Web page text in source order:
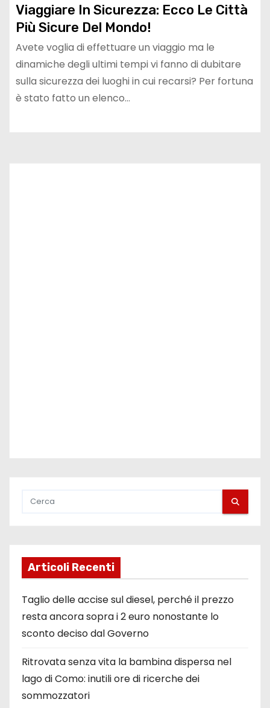
Viaggiare In Sicurezza: Ecco Le Città
Più Sicure Del Mondo!
Avete voglia di effettuare un viaggio ma le
dinamiche degli ultimi tempi vi fanno di dubitare
sulla sicurezza dei luoghi in cui recarsi? Per fortuna
è stato fatto un elenco…
Articoli Recenti
Taglio delle accise sul diesel, perché il prezzo
resta ancora sopra i 2 euro nonostante lo
sconto deciso dal Governo
Ritrovata senza vita la bambina dispersa nel
lago di Como: inutili ore di ricerche dei
sommozzatori